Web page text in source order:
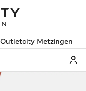
Outletcity Metzingen